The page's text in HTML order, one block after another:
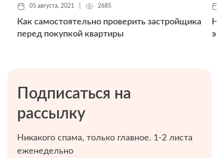
05 августа, 2021 2685
Как самостоятельно проверить застройщика
перед покупкой квартиры
Подписаться на
рассылку
Никакого спама, только главное. 1-2 листа
еженедельно